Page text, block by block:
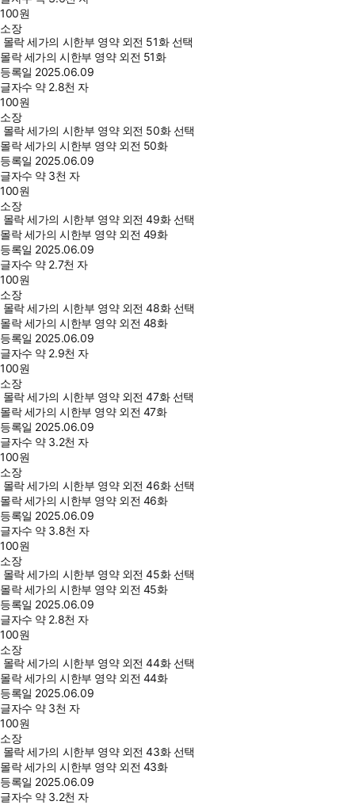
100원
소장
몰락 세가의 시한부 영약 외전 51화 선택
몰락 세가의 시한부 영약 외전 51화
등록일 2025.06.09
글자수 약 2.8천 자
100원
소장
몰락 세가의 시한부 영약 외전 50화 선택
몰락 세가의 시한부 영약 외전 50화
등록일 2025.06.09
글자수 약 3천 자
100원
소장
몰락 세가의 시한부 영약 외전 49화 선택
몰락 세가의 시한부 영약 외전 49화
등록일 2025.06.09
글자수 약 2.7천 자
100원
소장
몰락 세가의 시한부 영약 외전 48화 선택
몰락 세가의 시한부 영약 외전 48화
등록일 2025.06.09
글자수 약 2.9천 자
100원
소장
몰락 세가의 시한부 영약 외전 47화 선택
몰락 세가의 시한부 영약 외전 47화
등록일 2025.06.09
글자수 약 3.2천 자
100원
소장
몰락 세가의 시한부 영약 외전 46화 선택
몰락 세가의 시한부 영약 외전 46화
등록일 2025.06.09
글자수 약 3.8천 자
100원
소장
몰락 세가의 시한부 영약 외전 45화 선택
몰락 세가의 시한부 영약 외전 45화
등록일 2025.06.09
글자수 약 2.8천 자
100원
소장
몰락 세가의 시한부 영약 외전 44화 선택
몰락 세가의 시한부 영약 외전 44화
등록일 2025.06.09
글자수 약 3천 자
100원
소장
몰락 세가의 시한부 영약 외전 43화 선택
몰락 세가의 시한부 영약 외전 43화
등록일 2025.06.09
글자수 약 3.2천 자